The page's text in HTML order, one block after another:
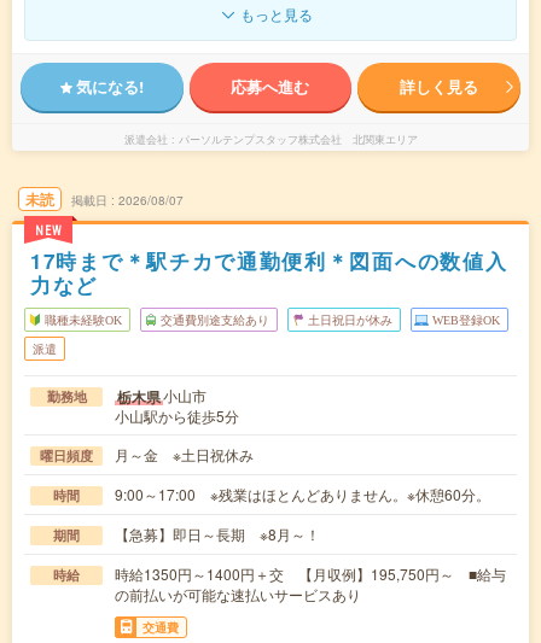
もっと見る
気になる! 応募へ進む 詳しく見る
派遣会社 パーソルテンプスタッフ株式会社 北関東エリア
未読
NEW
掲載日 2026/08/07
17時まで＊駅チカで通勤便利＊図面への数値入
力など
職種未経験OK 交通費別途支給あり 土日祝日が休み WEB登録OK
派遣
勤務地 栃木県小山市
小山駅から徒歩5分
曜日頻度 月～金 ※土日祝休み
時間 9:00～17:00 ※残業はほとんどありません。※休憩60分。
期間 【急募】即日～長期 ※8月～！
時給
時給1350円～1400円＋交 【月収例】195,750円～ ■給与
の前払いが可能な速払いサービスあり
交通費